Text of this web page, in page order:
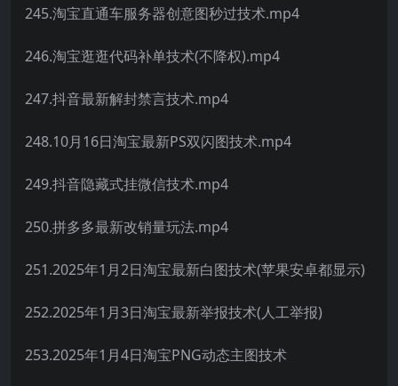
245.淘宝直通车服务器创意图秒过技术.mp4
246.淘宝逛逛代码补单技术(不降权).mp4
247.抖音最新解封禁言技术.mp4
248.10月16日淘宝最新PS双闪图技术.mp4
249.抖音隐藏式挂微信技术.mp4
250.拼多多最新改销量玩法.mp4
251.2025年1月2日淘宝最新白图技术(苹果安卓都显示)
252.2025年1月3日淘宝最新举报技术(人工举报)
253.2025年1月4日淘宝PNG动态主图技术